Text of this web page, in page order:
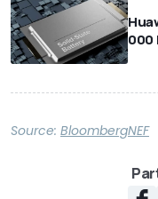
000
Source: BloombergNEF